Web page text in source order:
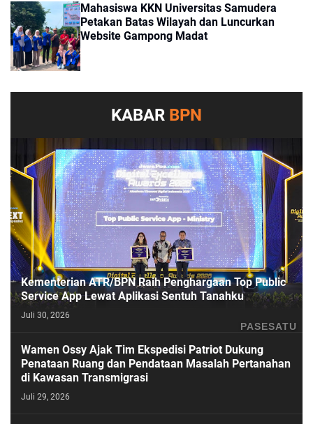
Mahasiswa KKN Universitas Samudera
Petakan Batas Wilayah dan Luncurkan
Website Gampong Madat
KABAR BPN
PASESATU
Kementerian ATR/BPN Raih Penghargaan Top Public
Service App Lewat Aplikasi Sentuh Tanahku
Juli 30, 2026
Wamen Ossy Ajak Tim Ekspedisi Patriot Dukung
Penataan Ruang dan Pendataan Masalah Pertanahan
di Kawasan Transmigrasi
Juli 29, 2026